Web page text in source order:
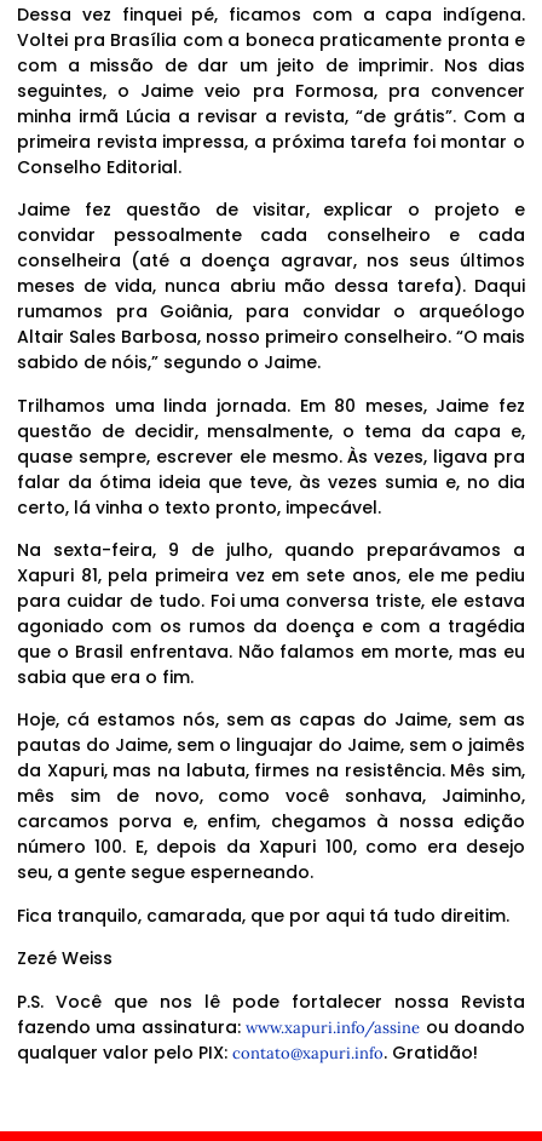
Dessa vez finquei pé, ficamos com a capa indígena.
Voltei pra Brasília com a boneca praticamente pronta e
com a missão de dar um jeito de imprimir. Nos dias
seguintes, o Jaime veio pra Formosa, pra convencer
minha irmã Lúcia a revisar a revista, “de grátis”. Com a
primeira revista impressa, a próxima tarefa foi montar o
Conselho Editorial.
Jaime fez questão de visitar, explicar o projeto e
convidar pessoalmente cada conselheiro e cada
conselheira (até a doença agravar, nos seus últimos
meses de vida, nunca abriu mão dessa tarefa). Daqui
rumamos pra Goiânia, para convidar o arqueólogo
Altair Sales Barbosa, nosso primeiro conselheiro. “O mais
sabido de nóis,” segundo o Jaime.
Trilhamos uma linda jornada. Em 80 meses, Jaime fez
questão de decidir, mensalmente, o tema da capa e,
quase sempre, escrever ele mesmo. Às vezes, ligava pra
falar da ótima ideia que teve, às vezes sumia e, no dia
certo, lá vinha o texto pronto, impecável.
Na sexta-feira, 9 de julho, quando preparávamos a
Xapuri 81, pela primeira vez em sete anos, ele me pediu
para cuidar de tudo. Foi uma conversa triste, ele estava
agoniado com os rumos da doença e com a tragédia
que o Brasil enfrentava. Não falamos em morte, mas eu
sabia que era o fim.
Hoje, cá estamos nós, sem as capas do Jaime, sem as
pautas do Jaime, sem o linguajar do Jaime, sem o jaimês
da Xapuri, mas na labuta, firmes na resistência. Mês sim,
mês sim de novo, como você sonhava, Jaiminho,
carcamos porva e, enfim, chegamos à nossa edição
número 100. E, depois da Xapuri 100, como era desejo
seu, a gente segue esperneando.
Fica tranquilo, camarada, que por aqui tá tudo direitim.
Zezé Weiss
P.S. Você que nos lê pode fortalecer nossa Revista
fazendo uma assinatura:www.xapuri.info/assine ou doando
qualquer valor pelo PIX: contato@xapuri.info. Gratidão!